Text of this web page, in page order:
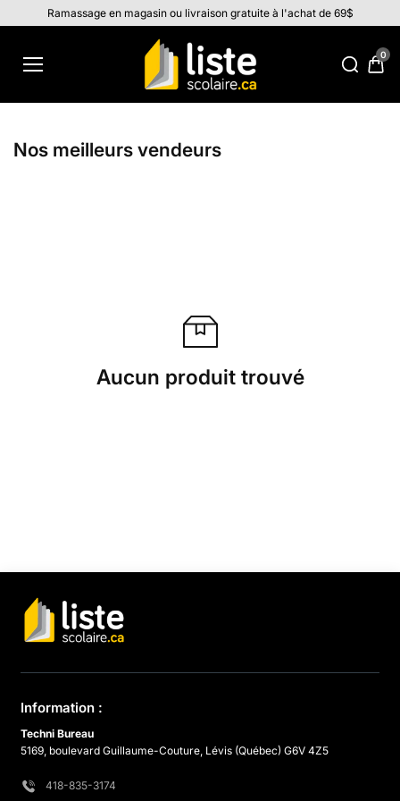
Aller au
contenu
Ramassage en magasin ou livraison gratuite à l'achat de 69$
0
Nos meilleurs vendeurs
Aucun produit trouvé
Information :
Techni Bureau
5169, boulevard Guillaume-Couture, Lévis (Québec) G6V 4Z5
418-835-3174